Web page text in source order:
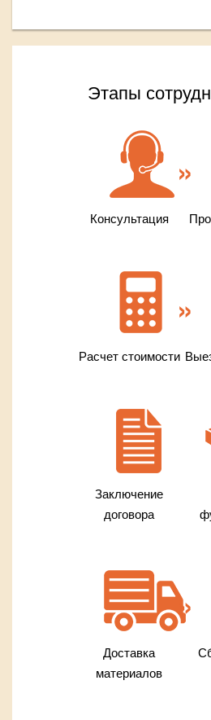
Этапы
Консультация
Расчет стоимости
Заключение
договора
Доставка
материалов